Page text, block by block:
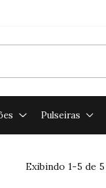
Pulseiras
Exibindo 1-5 de